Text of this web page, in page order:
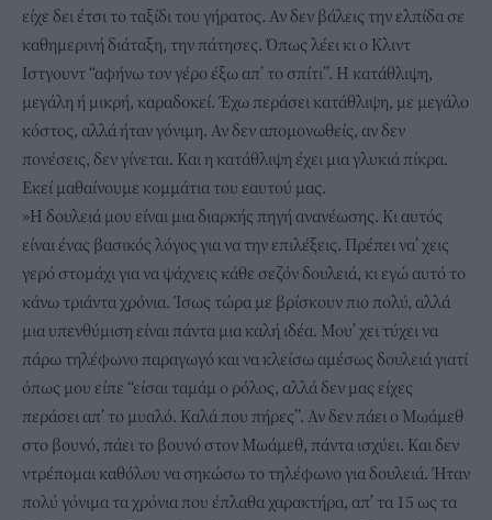
είχε δει έτσι το ταξίδι του γήρατος. Αν δεν βάλεις την ελπίδα σε
καθημερινή διάταξη, την πάτησες. Όπως λέει κι ο Κλιντ
Ιστγουντ “αφήνω τον γέρο έξω απ’ το σπίτι”. Η κατάθλιψη,
μεγάλη ή μικρή, καραδοκεί. Έχω περάσει κατάθλιψη, με μεγάλο
κόστος, αλλά ήταν γόνιμη. Αν δεν απομονωθείς, αν δεν
πονέσεις, δεν γίνεται. Και η κατάθλιψη έχει μια γλυκιά πίκρα.
Εκεί μαθαίνουμε κομμάτια του εαυτού μας.
»Η δουλειά μου είναι μια διαρκής πηγή ανανέωσης. Κι αυτός
είναι ένας βασικός λόγος για να την επιλέξεις. Πρέπει να’ χεις
γερό στομάχι για να ψάχνεις κάθε σεζόν δουλειά, κι εγώ αυτό το
κάνω τριάντα χρόνια. Ίσως τώρα με βρίσκουν πιο πολύ, αλλά
μια υπενθύμιση είναι πάντα μια καλή ιδέα. Μου’ χει τύχει να
πάρω τηλέφωνο παραγωγό και να κλείσω αμέσως δουλειά γιατί
όπως μου είπε “είσαι ταμάμ ο ρόλος, αλλά δεν μας είχες
περάσει απ’ το μυαλό. Καλά που πήρες”. Αν δεν πάει ο Μωάμεθ
στο βουνό, πάει το βουνό στον Μωάμεθ, πάντα ισχύει. Και δεν
ντρέπομαι καθόλου να σηκώσω το τηλέφωνο για δουλειά. Ήταν
πολύ γόνιμα τα χρόνια που έπλαθα χαρακτήρα, απ’ τα 15 ως τα